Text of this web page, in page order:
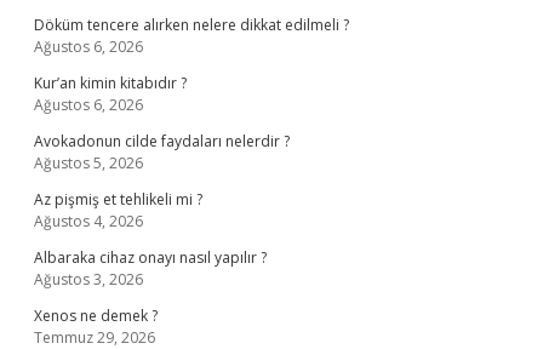
Döküm tencere alırken nelere dikkat edilmeli ?
Ağustos 6, 2026
Kur’an kimin kitabıdır ?
Ağustos 6, 2026
Avokadonun cilde faydaları nelerdir ?
Ağustos 5, 2026
Az pişmiş et tehlikeli mi ?
Ağustos 4, 2026
Albaraka cihaz onayı nasıl yapılır ?
Ağustos 3, 2026
Xenos ne demek ?
Temmuz 29, 2026